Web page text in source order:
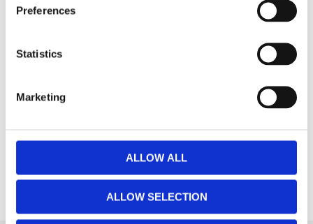
Preferences
Statistics
Marketing
ALLOW ALL
ALLOW SELECTION
Höjd:14cm
Djup:8cm
OBS! DCL Takkontakt